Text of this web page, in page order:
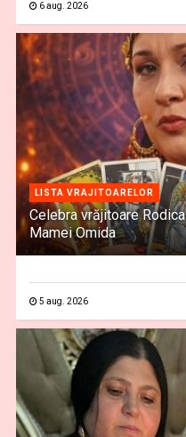
6 aug. 2026
LISTA VRAJITOARELOR
Celebra vrăjitoare
Mamei Omida
5 aug. 2026